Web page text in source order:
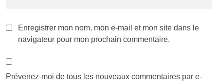
Enregistrer mon nom, mon e-mail et mon site dans le
navigateur pour mon prochain commentaire.
Prévenez-moi de tous les nouveaux commentaires par e-